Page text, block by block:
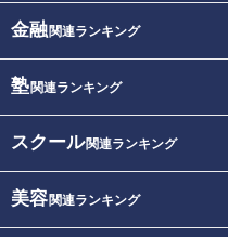
金融関連ランキング
塾関連ランキング
スクール関連ランキング
美容関連ランキング